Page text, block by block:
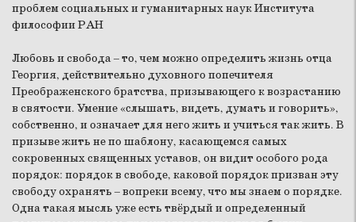
проблем социальных и гуманитарных наук Института
философии РАН
Любовь и свобода – то, чем можно определить жизнь отца
Георгия, действительно духовного попечителя
Преображенского братства, призывающего к возрастанию
в святости. Умение «слышать, видеть, думать и говорить»,
собственно, и означает для него жить и учиться так жить. В
призыве жить не по шаблону, касающемся самых
сокровенных священных уставов, он видит особого рода
порядок: порядок в свободе, каковой порядок призван эту
свободу охранять – вопреки всему, что мы знаем о порядке.
Одна такая мысль уже есть твёрдый и определенный